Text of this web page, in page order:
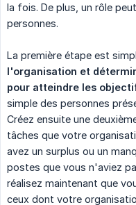
la fois. De plus, un rôle
personnes.
La première étape est
l'organisation et
pour atteindre les
simple des personnes
Créez ensuite une
tâches que votre
avez un surplus ou un
postes que vous n'aviez
réalisez maintenant que
ceux dont votre